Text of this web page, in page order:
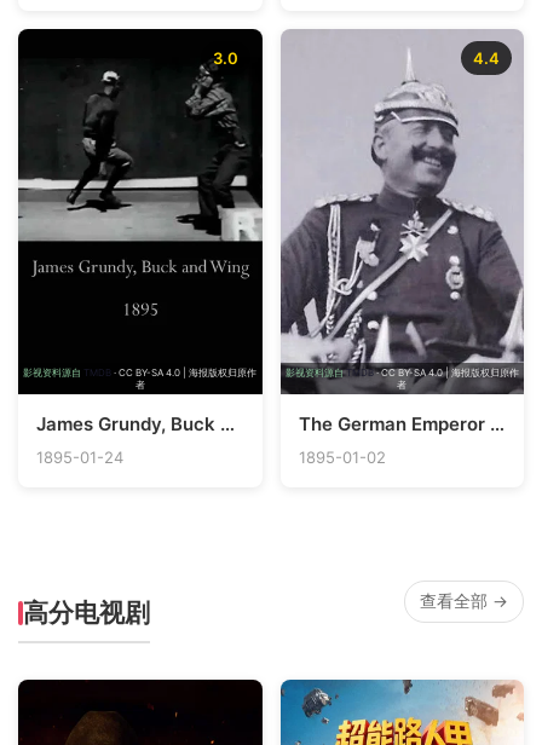
影视资料源自 TMDB · CC BY-SA 4.0 | 海报版权归原作
者
3.0
James Grundy, Buck and Wing
1895-01-24
影视资料源自TMDB· CC BY-SA 4.0 | 海报版权归原作
者
4.4
The German Emperor Reviewing His Troops
1895-01-02
高分电视剧 查看全部 →